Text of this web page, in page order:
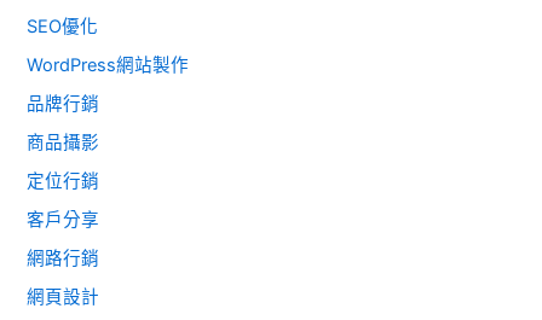
SEO優化
WordPress網站製作
品牌行銷
商品攝影
定位行銷
客戶分享
網路行銷
網頁設計